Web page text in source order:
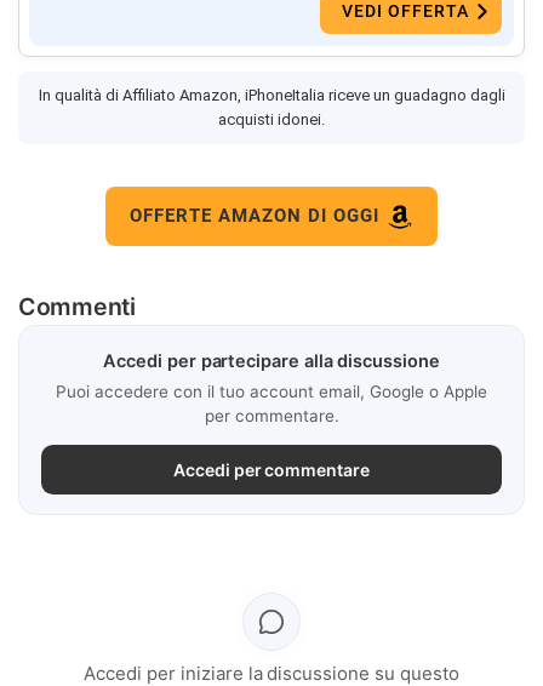
VEDI OFFERTA
In qualità di Affiliato Amazon, iPhoneItalia riceve un guadagno dagli
acquisti idonei.
OFFERTE AMAZON DI OGGI
Commenti
Accedi per partecipare alla discussione
Puoi accedere con il tuo account email, Google o Apple
per commentare.
Accedi per commentare
Accedi per iniziare la discussione su questo